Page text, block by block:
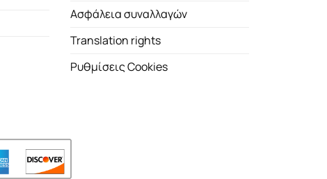
Ασφάλεια συναλλαγών
Translation rights
Ρυθμίσεις Cookies